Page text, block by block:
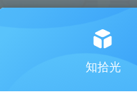
快手
知拾光